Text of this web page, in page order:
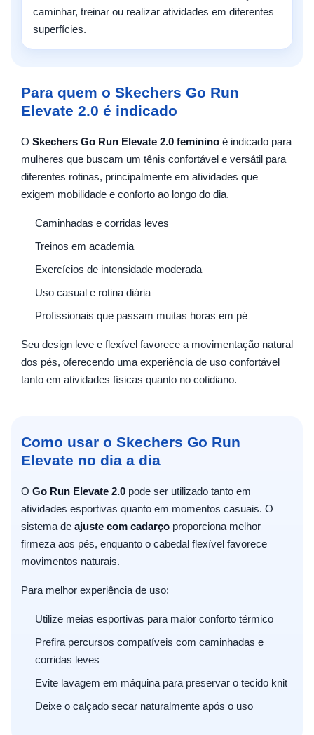
caminhar, treinar ou realizar atividades em diferentes
superfícies.
Para quem o Skechers Go Run
Elevate 2.0 é indicado
O Skechers Go Run Elevate 2.0 feminino é indicado para
mulheres que buscam um tênis confortável e versátil para
diferentes rotinas, principalmente em atividades que
exigem mobilidade e conforto ao longo do dia.
Caminhadas e corridas leves
Treinos em academia
Exercícios de intensidade moderada
Uso casual e rotina diária
Profissionais que passam muitas horas em pé
Seu design leve e flexível favorece a movimentação natural
dos pés, oferecendo uma experiência de uso confortável
tanto em atividades físicas quanto no cotidiano.
Como usar o Skechers Go Run
Elevate no dia a dia
O Go Run Elevate 2.0 pode ser utilizado tanto em
atividades esportivas quanto em momentos casuais. O
sistema de ajuste com cadarço proporciona melhor
firmeza aos pés, enquanto o cabedal flexível favorece
movimentos naturais.
Para melhor experiência de uso:
Utilize meias esportivas para maior conforto térmico
Prefira percursos compatíveis com caminhadas e
corridas leves
Evite lavagem em máquina para preservar o tecido knit
Deixe o calçado secar naturalmente após o uso